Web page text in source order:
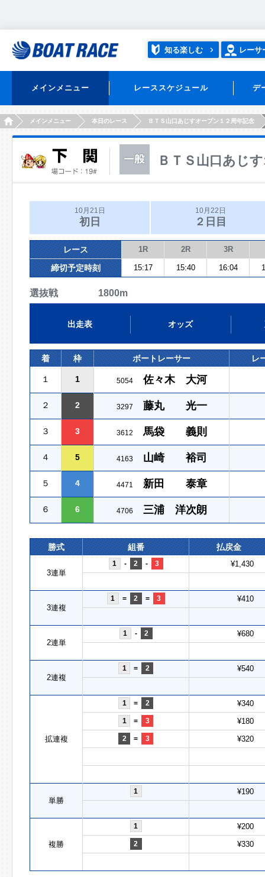
知る楽しむ レーサ
メインメニュー レーススケジュール デ
HOMEメインメニュー 本日のレース ＢＴＳ山口あじすオープン１２周年記念
ＢＴＳ山口あじ
10月21日
初日
10月22日
２日目
レース 1R 2R 3R
締切予定時刻 15:17 15:40 16:04
選抜戦 1800m
出走表 オッズ
着 枠 ボートレーサー レ
１ 1 5054 佐々木 大河
２ 2 3297 藤丸 光一
３ 3 3612 馬袋 義則
４ 5 4163 山崎 裕司
５ 4 4471 新田 泰章
６ 6 4706 三浦 洋次朗
勝式 組番 払戻金
3連単
1 - 2 - 3 ¥1,430
3連複
1 = 2 = 3 ¥410
2連単
1 - 2 ¥680
2連複
1 = 2 ¥540
拡連複
1 = 2 ¥340
1 = 3 ¥180
2 = 3 ¥320
単勝
1 ¥190
複勝
1 ¥200
2 ¥330